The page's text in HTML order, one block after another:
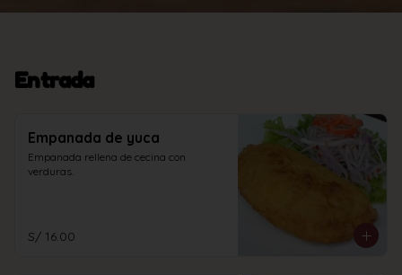
Entrada
Empanada de yuca
Empanada rellena de cecina con
verduras.
S/ 16.00